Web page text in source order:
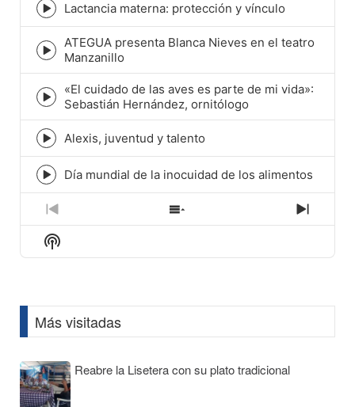
Episode
play
icon
Lactancia materna: protección y vínculo
Episode
play
icon
ATEGUA presenta Blanca Nieves en el teatro
Manzanillo
Episode
play
icon
«El cuidado de las aves es parte de mi vida»:
Sebastián Hernández, ornitólogo
Episode
play
icon
Alexis, juventud y talento
Episode
play
icon
Día mundial de la inocuidad de los alimentos
Previous
Episode
Show
Episodes
Next
Show
Podcast
Más visitadas
Reabre la Lisetera con su plato tradicional